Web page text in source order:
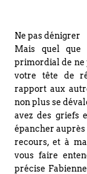
Ne pas dénigrer
Mais quel que
primordial de ne
votre tête de
rapport aux
non plus se
avez des griefs
épancher
recours, et à
vous faire
précise